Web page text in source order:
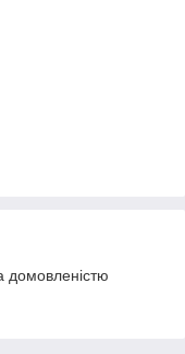
домовленістю